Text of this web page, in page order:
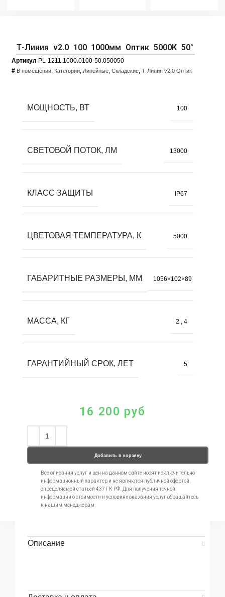
Т-Линия v2.0 100 1000мм Оптик 5000К 50°
Артикул PL-1211.1000.0100-50.050050
# В помещении, Категории, Линейные, Складские, Т-Линия v2.0 Оптик
МОЩНОСТЬ, ВТ 100
СВЕТОВОЙ ПОТОК, ЛМ 13000
КЛАСС ЗАЩИТЫ IP67
ЦВЕТОВАЯ ТЕМПЕРАТУРА, К 5000
ГАБАРИТНЫЕ РАЗМЕРЫ, ММ 1056×102×89
МАССА, КГ 2 , 4
ГАРАНТИЙНЫЙ СРОК, ЛЕТ 5
16 200 руб
Добавить в корзину
Все описания услуг и цен на данном сайте носят исключительно
информационный характер и не являются публичной офертой,
определяемой статьей 437 ГК РФ. Для получения точной
информации о стоимости и условиях оказания услуг обращайтесь
к нашим менеджерам.
Описание